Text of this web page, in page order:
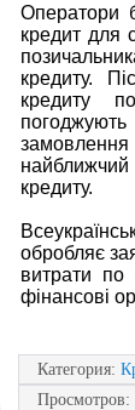
Оператори
кредит для
кредиту.
кредиту
кредиту.
обробляє
витрати по
фінансові
Категория:
Просмотров: